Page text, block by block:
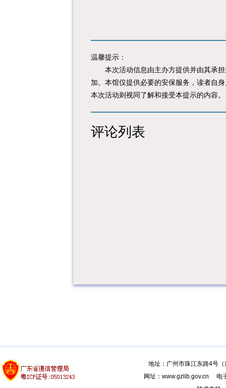
温馨提示：
本次活动信息由主办方提供并由其承担
加。本馆仅提供必要的安保服务，读者自
本次活动则视同了解和接受本提示的内容。
评论列表
地址：广州市珠江东路4
网址：www.gzlib.gov.cn 电